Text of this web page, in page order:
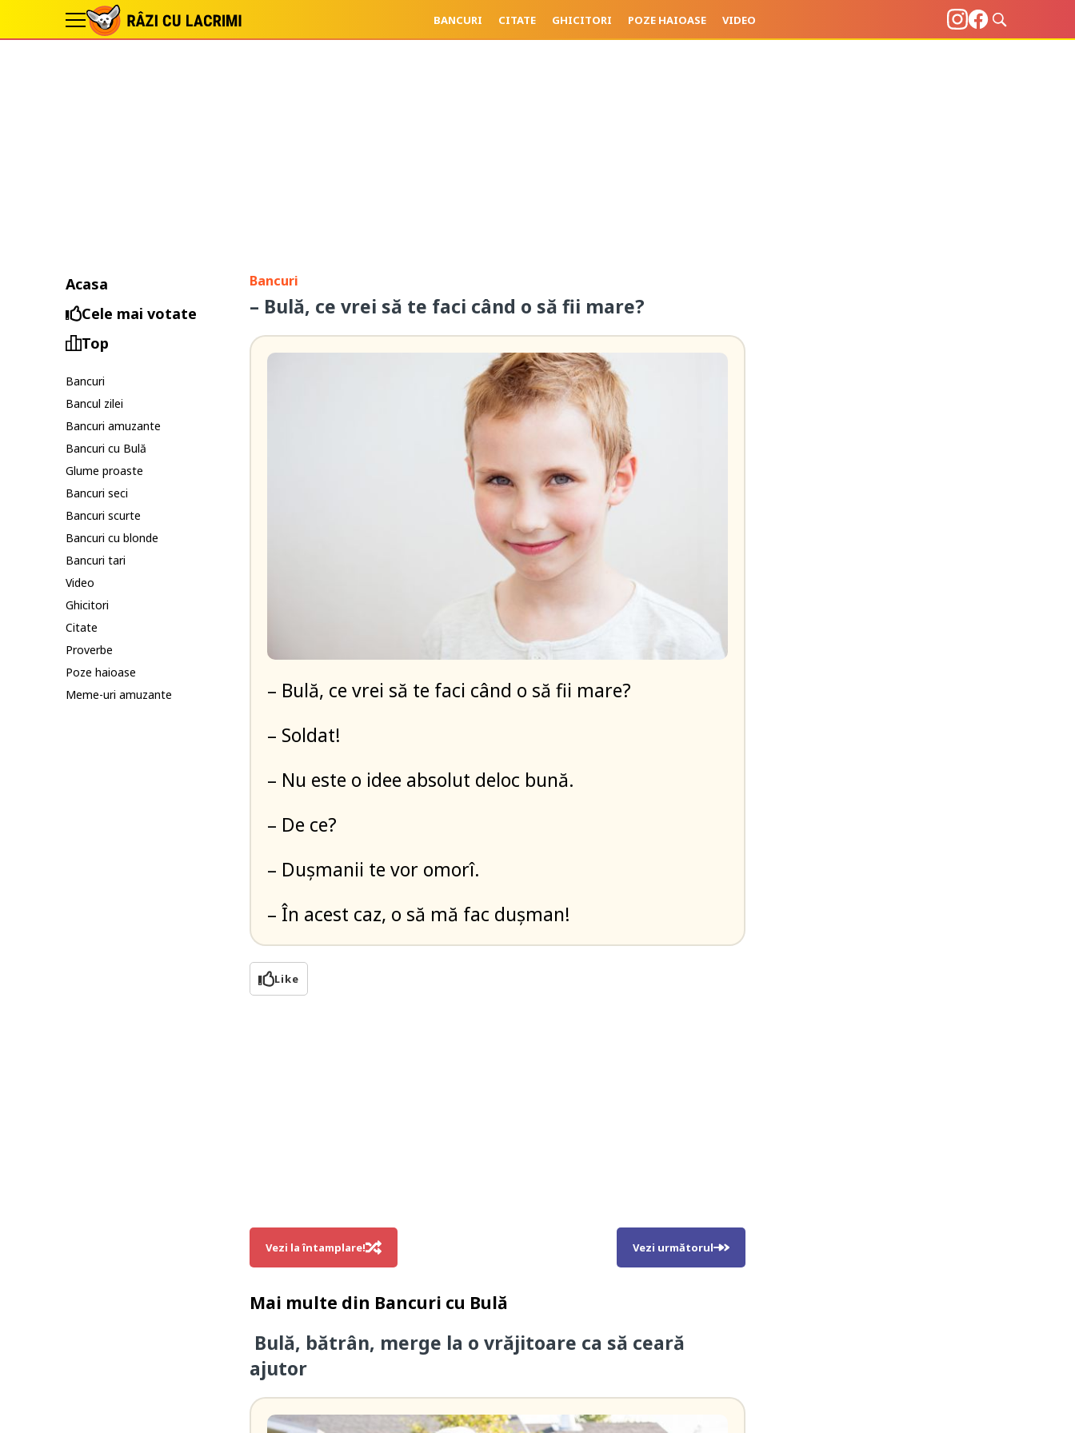
BANCURI CITATE GHICITORI POZE HAIOASE VIDEO
Acasa
Cele mai votate
Top
Bancuri
Bancul zilei
Bancuri amuzante
Bancuri cu Bulă
Glume proaste
Bancuri seci
Bancuri scurte
Bancuri cu blonde
Bancuri tari
Video
Ghicitori
Citate
Proverbe
Poze haioase
Meme-uri amuzante
Bancuri
– Bulă, ce vrei să te faci când o să fii mare?
– Bulă, ce vrei să te faci când o să fii mare?
– Soldat!
– Nu este o idee absolut deloc bună.
– De ce?
– Dușmanii te vor omorî.
– În acest caz, o să mă fac dușman!
Like
Vezi la întamplare! Vezi următorul
Mai multe din Bancuri cu Bulă
Bulă, bătrân, merge la o vrăjitoare ca să ceară
ajutor